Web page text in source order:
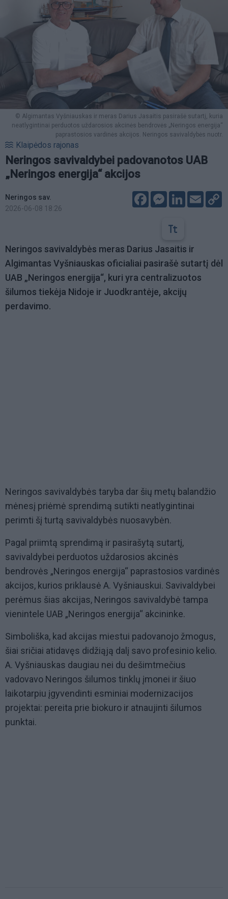
© Algimantas Vyšniauskas ir meras Darius Jasaitis pasirašė sutartį, kuria
neatlygintinai perduotos uždarosios akcinės bendrovės „Neringos energija“
paprastosios vardinės akcijos. Neringos savivaldybės nuotr.
Klaipėdos rajonas
Neringos savivaldybei padovanotos UAB
„Neringos energija“ akcijos
Neringos sav.
2026-06-08 18:26
FacebookMessenger
LinkedIn
Email
Neringos savivaldybės meras Darius Jasaitis ir
Algimantas Vyšniauskas oficialiai pasirašė sutartį dėl
UAB „Neringos energija“, kuri yra centralizuotos
šilumos tiekėja Nidoje ir Juodkrantėje, akcijų
perdavimo.
Neringos savivaldybės taryba dar šių metų balandžio
mėnesį priėmė sprendimą sutikti neatlygintinai
perimti šį turtą savivaldybės nuosavybėn.
Pagal priimtą sprendimą ir pasirašytą sutartį,
savivaldybei perduotos uždarosios akcinės
bendrovės „Neringos energija“ paprastosios vardinės
akcijos, kurios priklausė A. Vyšniauskui. Savivaldybei
perėmus šias akcijas, Neringos savivaldybė tampa
vienintele UAB „Neringos energija“ akcininke.
Simboliška, kad akcijas miestui padovanojo žmogus,
šiai sričiai atidavęs didžiąją dalį savo profesinio kelio.
A. Vyšniauskas daugiau nei du dešimtmečius
vadovavo Neringos šilumos tinklų įmonei ir šiuo
laikotarpiu įgyvendinti esminiai modernizacijos
projektai: pereita prie biokuro ir atnaujinti šilumos
punktai.